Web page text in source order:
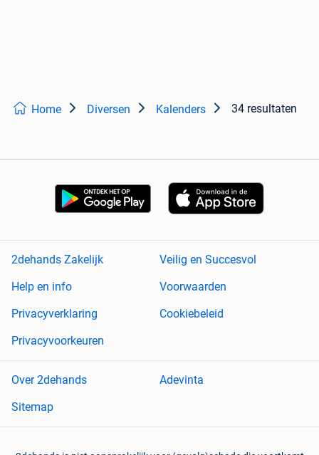
Home Diversen Kalenders 34 resultaten
2dehands Zakelijk
Veilig en Succesvol
Help en info
Voorwaarden
Privacyverklaring
Cookiebeleid
Privacyvoorkeuren
Over 2dehands
Adevinta
Sitemap